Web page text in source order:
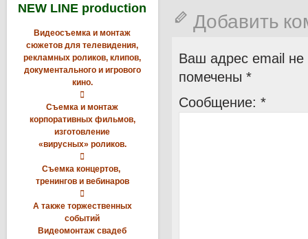
NEW LINE production
Видеосъемка и монтаж
сюжетов для телевидения,
рекламных роликов, клипов,
документального и игрового
кино.

Съемка и монтаж
корпоративных фильмов,
изготовление
«вирусных» роликов.

Съемка концертов,
тренингов и вебинаров

А также торжественных
событий
Видеомонтаж свадеб
Добавить
Ваш адрес email не
помечены *
Сообщение: *